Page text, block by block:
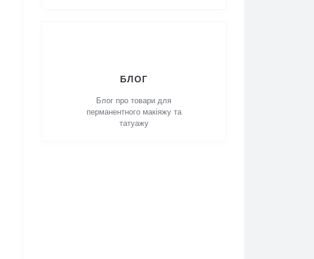
БЛОГ
Блог про товари для
перманентного макіяжу та
татуажу